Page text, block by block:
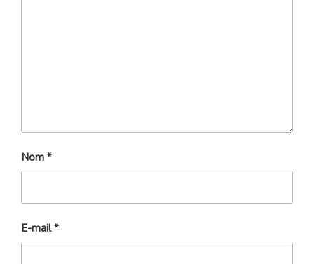
Nom *
E-mail*